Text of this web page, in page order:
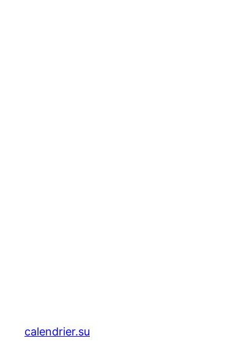
calendrier.su